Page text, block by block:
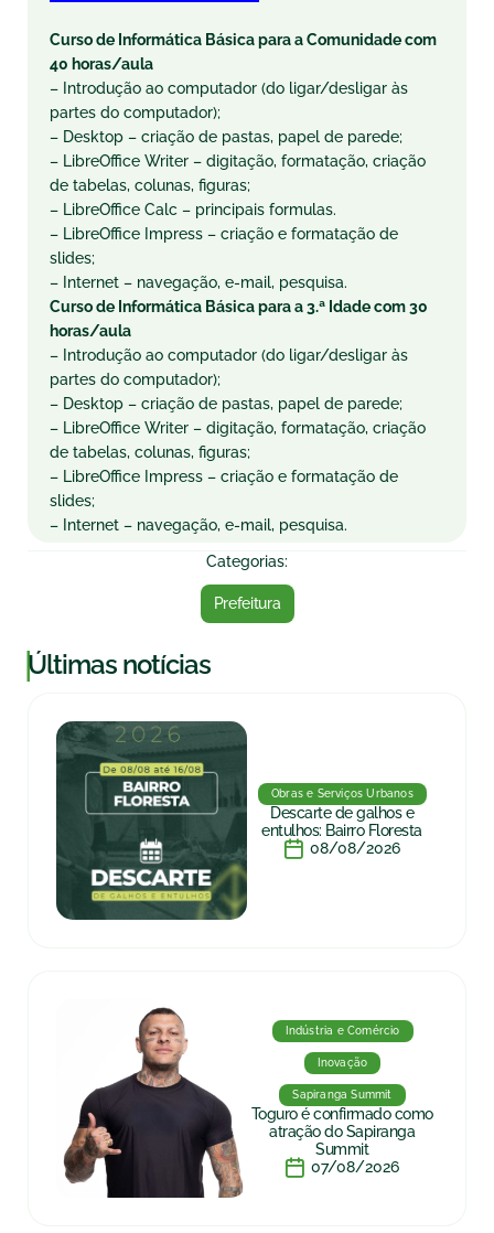
Curso de Informática Básica para a Comunidade com
40 horas/aula
– Introdução ao computador (do ligar/desligar às
partes do computador);
– Desktop – criação de pastas, papel de parede;
– LibreOffice Writer – digitação, formatação, criação
de tabelas, colunas, figuras;
– LibreOffice Calc – principais formulas.
– LibreOffice Impress – criação e formatação de
slides;
– Internet – navegação, e-mail, pesquisa.
Curso de Informática Básica para a 3.ª Idade com 30
horas/aula
– Introdução ao computador (do ligar/desligar às
partes do computador);
– Desktop – criação de pastas, papel de parede;
– LibreOffice Writer – digitação, formatação, criação
de tabelas, colunas, figuras;
– LibreOffice Impress – criação e formatação de
slides;
– Internet – navegação, e-mail, pesquisa.
Categorias:
Prefeitura
|Últimas notícias
Obras e Serviços Urbanos
Descarte de galhos e
entulhos: Bairro Floresta
08/08/2026
Indústria e Comércio
Inovação
Sapiranga Summit
Toguro é confirmado como
atração do Sapiranga
Summit
07/08/2026